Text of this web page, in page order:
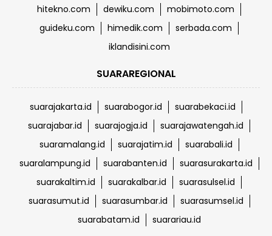
hitekno.com
dewiku.com
mobimoto.com
guideku.com
himedik.com
serbada.com
iklandisini.com
SUARAREGIONAL
suarajakarta.id suarabogor.id
suarabekaci.id
suarajabar.id
suarajogja.id
suarajawatengah.id
suaramalang.id
suarajatim.id
suarabali.id
suaralampung.id
suarabanten.id
suarasurakarta.id
suarakaltim.id
suarakalbar.id
suarasulsel.id
suarasumut.id
suarasumbar.id
suarasumsel.id
suarabatam.id
suarariau.id